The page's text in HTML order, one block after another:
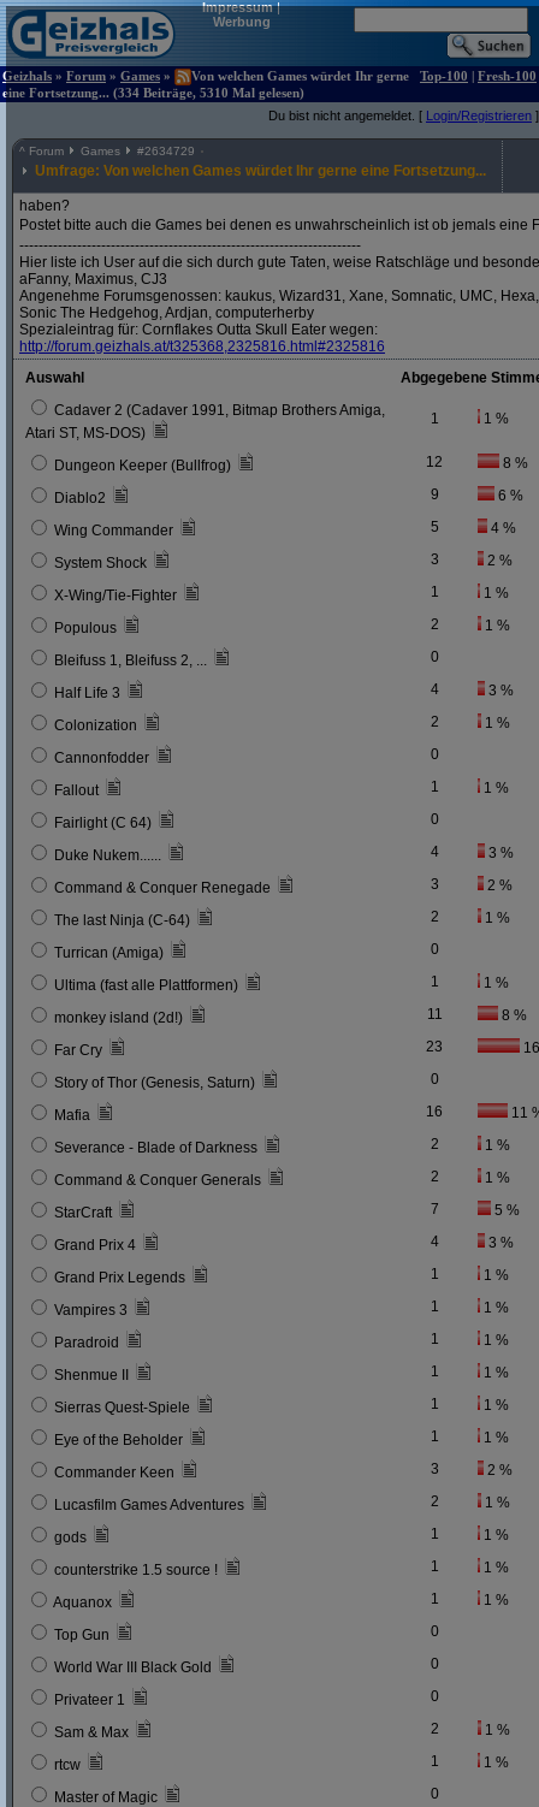
Impressum|
Werbung
Geizhals » Forum » Games »
Von welchen Games würdet Ihr gerne
eine Fortsetzung... (334 Beiträge, 5310 Mal gelesen)
Top-100 | Fresh-100
Du bist nicht angemeldet. [ Login/Registrieren ]
^ Forum Games #2634729
Umfrage: Von welchen Games würdet Ihr gerne eine Fortsetzung...
haben?
Postet bitte auch die Games bei denen es unwahrscheinlich ist ob jemals eine
-----------------------------------------------------------------------
Hier liste ich User auf die sich durch gute Taten, weise Ratschläge und
aFanny, Maximus, CJ3
Angenehme Forumsgenossen: kaukus, Wizard31, Xane, Somnatic, UMC,
Sonic The Hedgehog, Ardjan, computerherby
Spezialeintrag für: Cornflakes Outta Skull Eater wegen:
http://forum.geizhals.at/t325368,2325816.html#2325816
Auswahl
Abgegebene
Cadaver 2 (Cadaver 1991, Bitmap Brothers Amiga,
Atari ST, MS-DOS)
1 1 %
Dungeon Keeper (Bullfrog) 12 8 %
Diablo2 9 6 %
Wing Commander 5 4 %
System Shock 3 2 %
X-Wing/Tie-Fighter 1 1 %
Populous 2 1 %
Bleifuss 1, Bleifuss 2, ... 0
Half Life 3 4 3 %
Colonization 2 1 %
Cannonfodder 0
Fallout 1 1 %
Fairlight (C 64) 0
Duke Nukem...... 4 3 %
Command & Conquer Renegade 3 2 %
The last Ninja (C-64) 2 1 %
Turrican (Amiga) 0
Ultima (fast alle Plattformen) 1 1 %
monkey island (2d!) 11 8 %
Far Cry 23
Story of Thor (Genesis, Saturn) 0
Mafia 16 11
Severance - Blade of Darkness 2 1 %
Command & Conquer Generals 2 1 %
StarCraft 7 5 %
Grand Prix 4 4 3 %
Grand Prix Legends 1 1 %
Vampires 3 1 1 %
Paradroid 1 1 %
Shenmue II 1 1 %
Sierras Quest-Spiele 1 1 %
Eye of the Beholder 1 1 %
Commander Keen 3 2 %
Lucasfilm Games Adventures 2 1 %
gods 1 1 %
counterstrike 1.5 source ! 1 1 %
Aquanox 1 1 %
Top Gun 0
World War III Black Gold 0
Privateer 1 0
Sam & Max 2 1 %
rtcw 1 1 %
Master of Magic 0